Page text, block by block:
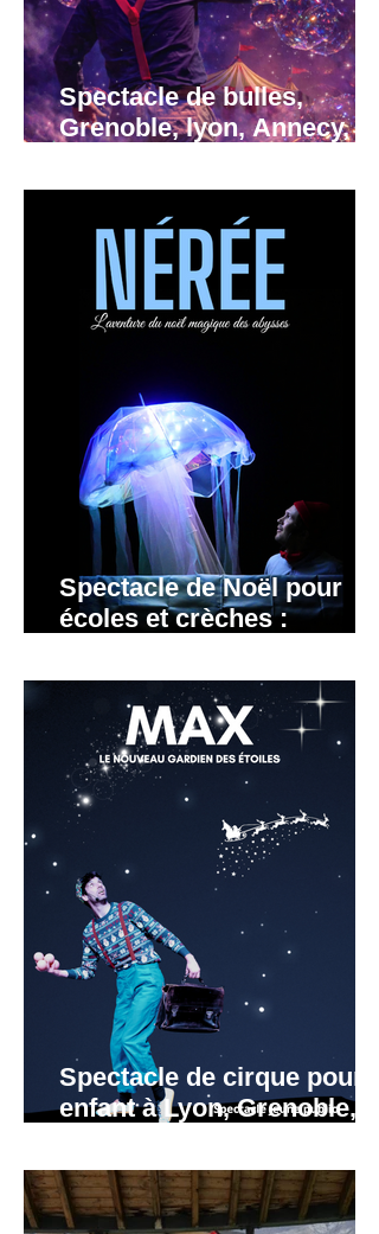
Spectacle de bulles,
Grenoble, lyon, Annecy,
Spectacle de Noël pour
écoles et crèches :
Rhône-Alpes
Spectacle de cirque pour
enfant à Lyon, Grenoble,
Annemasse.